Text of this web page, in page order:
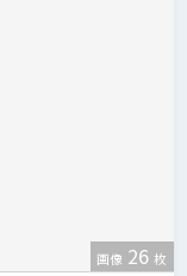
画像 26 枚